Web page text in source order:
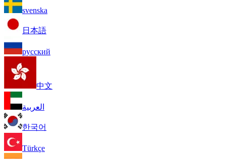
svenska
日本語
русский
中文
العربية
한국어
Türkçe